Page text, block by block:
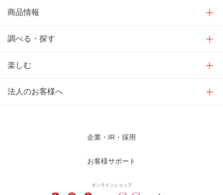
商品情報
調べる・探す
楽しむ
法人のお客様へ
企業・IR・採用
お客様サポート
オンラインショップ